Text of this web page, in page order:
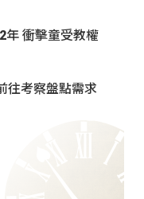
年 衝擊童受教權
往考察盤點需求